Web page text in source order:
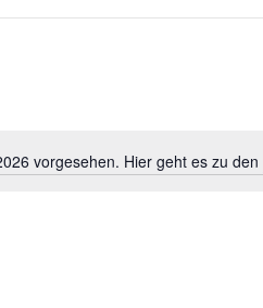
Hinweis
vorgesehen. Hier geht es zu den